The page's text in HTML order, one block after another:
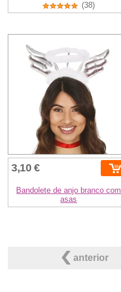
(38)
3,10 €
Bandolete de anjo branco com
asas
anterior